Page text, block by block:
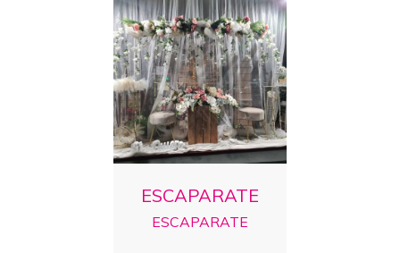
ESCAPARATE
ESCAPARATE